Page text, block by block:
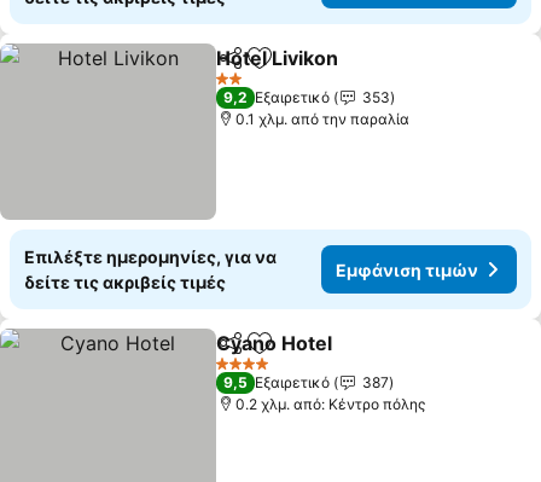
Κοινοποίηση
Προσθήκη στα αγαπημένα
Hotel Livikon
2 Αστέρια
9,2 Εξαιρετικό
353
0.1 χλμ. από την παραλία
Επιλέξτε ημερομηνίες, για να
δείτε τις ακριβείς τιμές
Εμφάνιση τιμών
Κοινοποίηση
Προσθήκη στα αγαπημένα
Cyano Hotel
4 Αστέρια
9,5 Εξαιρετικό
387
0.2 χλμ. από: Κέντρο πόλης